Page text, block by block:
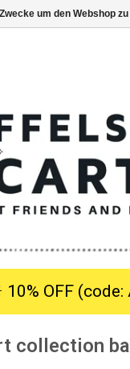
OFF
collection
um den Webshop